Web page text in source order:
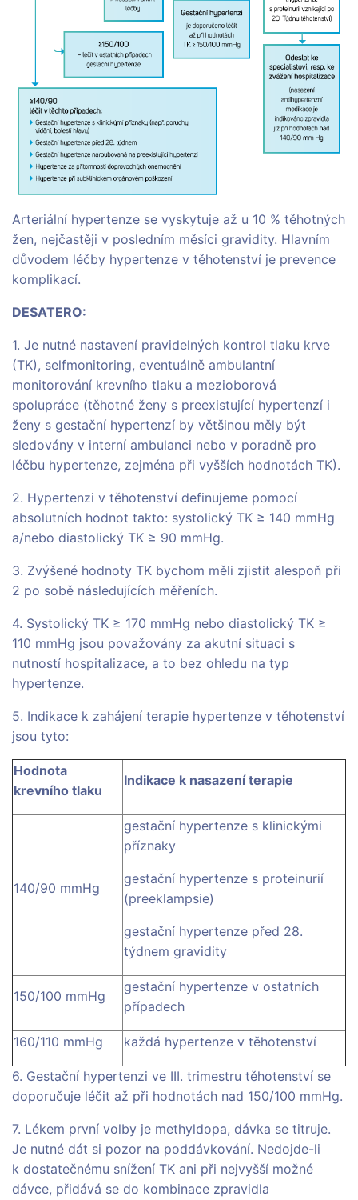
Arteriální hypertenze se vyskytuje až u 10 % těhotných
žen, nejčastěji v posledním měsíci gravidity. Hlavním
důvodem léčby hypertenze v těhotenství je prevence
komplikací.
DESATERO:
1. Je nutné nastavení pravidelných kontrol tlaku krve
(TK), selfmonitoring, eventuálně ambulantní
monitorování krevního tlaku a mezioborová
spolupráce (těhotné ženy s preexistující hypertenzí i
ženy s gestační hypertenzí by většinou měly být
sledovány v interní ambulanci nebo v poradně pro
léčbu hypertenze, zejména při vyšších hodnotách TK).
2. Hypertenzi v těhotenství definujeme pomocí
absolutních hodnot takto: systolický TK ≥ 140 mmHg
a/nebo diastolický TK ≥ 90 mmHg.
3. Zvýšené hodnoty TK bychom měli zjistit alespoň při
2 po sobě následujících měřeních.
4. Systolický TK ≥ 170 mmHg nebo diastolický TK ≥
110 mmHg jsou považovány za akutní situaci s
nutností hospitalizace, a to bez ohledu na typ
hypertenze.
5. Indikace k zahájení terapie hypertenze v těhotenství
jsou tyto:
Hodnota
krevního tlaku
Indikace k nasazení terapie
140/90 mmHg
gestační hypertenze s klinickými
příznaky
gestační hypertenze s proteinurií
(preeklampsie)
gestační hypertenze před 28.
týdnem gravidity
150/100 mmHg
gestační hypertenze v ostatních
případech
160/110 mmHg každá hypertenze v těhotenství
6. Gestační hypertenzi ve III. trimestru těhotenství se
doporučuje léčit až při hodnotách nad 150/100 mmHg.
7. Lékem první volby je methyldopa, dávka se titruje.
Je nutné dát si pozor na poddávkování. Nedojde-li
k dostatečnému snížení TK ani při nejvyšší možné
dávce, přidává se do kombinace zpravidla